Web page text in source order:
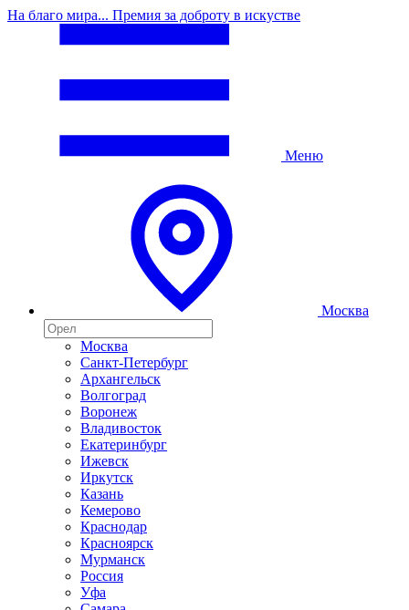
На благо мира... Премия за доброту в искустве
Меню
Москва
Москва
Санкт-Петербург
Архангельск
Волгоград
Воронеж
Владивосток
Екатеринбург
Ижевск
Иркутск
Казань
Кемерово
Краснодар
Красноярск
Мурманск
Россия
Уфа